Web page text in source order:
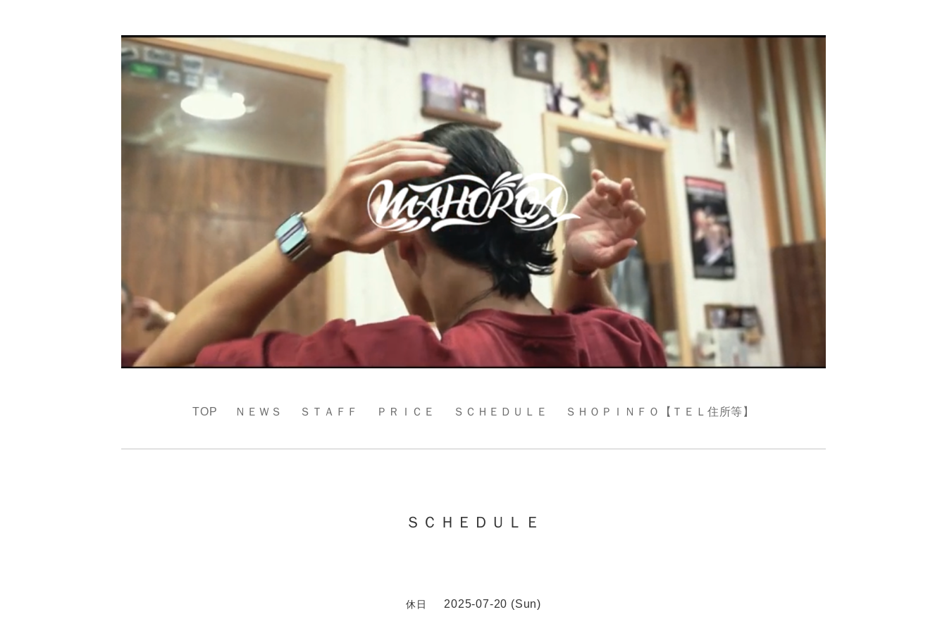
TOP ＮＥＷＳ ＳＴＡＦＦ ＰＲＩＣＥ ＳＣＨＥＤＵＬＥ ＳＨＯＰＩＮＦＯ【ＴＥＬ住所等】
ＳＣＨＥＤＵＬＥ
休日 2025-07-20 (Sun)